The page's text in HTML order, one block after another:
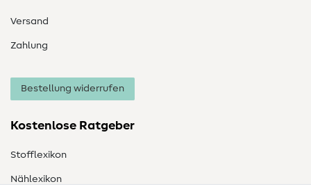
Versand
Zahlung
Bestellung widerrufen
Kostenlose Ratgeber
Stofflexikon
Nählexikon